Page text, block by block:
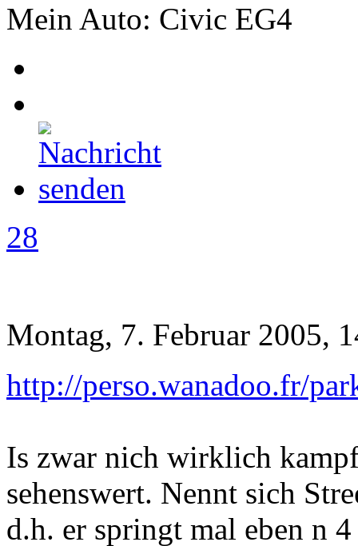
Mein Auto: Civic EG4
28
Montag, 7. Februar 2005,
http://perso.wanadoo.fr/
Is zwar nich wirklich
sehenswert. Nennt sich
d.h. er springt mal eben n